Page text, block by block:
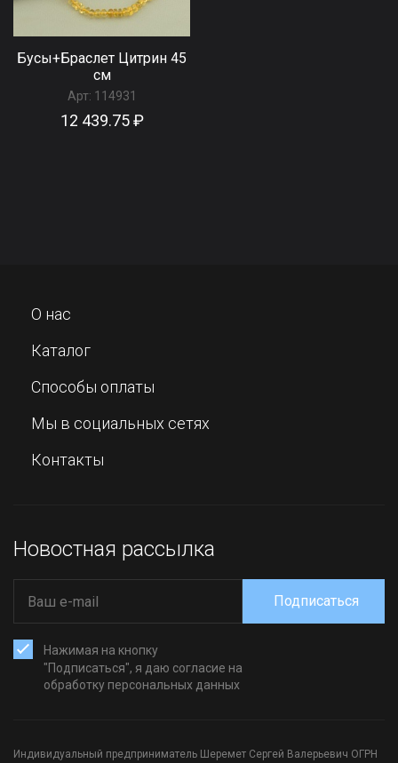
Бусы+Браслет Цитрин 45
см
Арт: 114931
12 439.75 ₽
О нас
Каталог
Способы оплаты
Мы в социальных сетях
Контакты
Новостная рассылка
Нажимая на кнопку
"Подписаться", я даю согласие на
обработку персональных данных
Подписаться
Индивидуальный предприниматель Шеремет Сергей Валерьевич ОГРН